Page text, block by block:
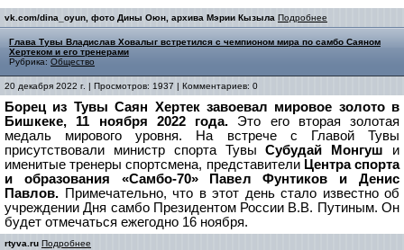
vk.com/dina_oyun, фото Дины Оюн, архива Мэрии Кызыла Подробнее
Глава Тувы Владислав Ховалыг встретился с чемпионом мира по самбо Саяном
Хертеком и его тренерами
Рубрика: Общество
20 декабря 2022 г. | Просмотров: 1937 | Комментариев: 0
Борец из Тувы Саян Хертек завоевал мировое золото в
Бишкеке, 11 ноября 2022 года. Это его вторая золотая
медаль мирового уровня. На встрече с Главой Тувы
присутствовали министр спорта Тувы Субудай Монгуш и
именитые тренеры спортсмена, представителиЦентра спорта
и образования «Самбо-70» Павел Фунтиков и Денис
Павлов. Примечательно, что в этот день стало известно об
учреждении Дня самбо Президентом России В.В. Путиным. Он
будет отмечаться ежегодно 16 ноября.
rtyva.ru Подробнее